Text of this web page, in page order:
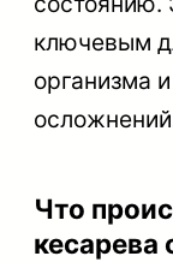
ключевым
организма
Что
кесарева